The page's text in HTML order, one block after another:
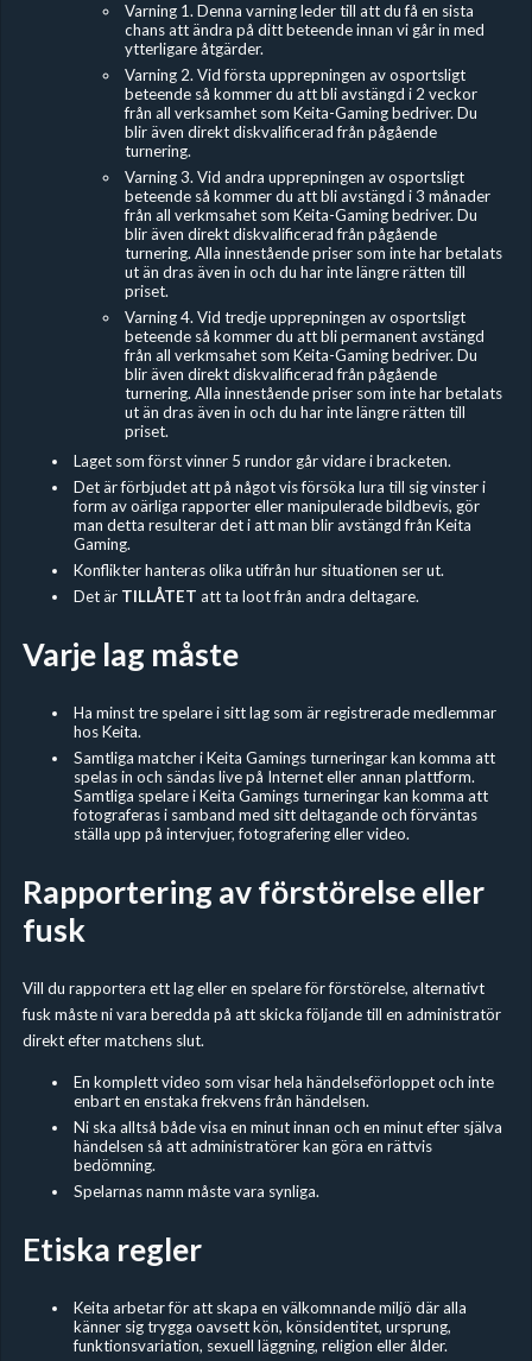
Varning 1. Denna varning leder till att du få en sista
chans att ändra på ditt beteende innan vi går in med
ytterligare åtgärder.
Varning 2. Vid första upprepningen av osportsligt
beteende så kommer du att bli avstängd i 2 veckor
från all verksamhet som Keita-Gaming bedriver. Du
blir även direkt diskvalificerad från pågående
turnering.
Varning 3. Vid andra upprepningen av osportsligt
beteende så kommer du att bli avstängd i 3 månader
från all verkmsahet som Keita-Gaming bedriver. Du
blir även direkt diskvalificerad från pågående
turnering. Alla innestående priser som inte har betalats
ut än dras även in och du har inte längre rätten till
priset.
Varning 4. Vid tredje upprepningen av osportsligt
beteende så kommer du att bli permanent avstängd
från all verkmsahet som Keita-Gaming bedriver. Du
blir även direkt diskvalificerad från pågående
turnering. Alla innestående priser som inte har betalats
ut än dras även in och du har inte längre rätten till
priset.
Laget som först vinner 5 rundor går vidare i bracketen.
Det är förbjudet att på något vis försöka lura till sig vinster i
form av oärliga rapporter eller manipulerade bildbevis, gör
man detta resulterar det i att man blir avstängd från Keita
Gaming.
Konflikter hanteras olika utifrån hur situationen ser ut.
Det är TILLÅTET att ta loot från andra deltagare.
Varje lag måste
Ha minst tre spelare i sitt lag som är registrerade medlemmar
hos Keita.
Samtliga matcher i Keita Gamings turneringar kan komma att
spelas in och sändas live på Internet eller annan plattform.
Samtliga spelare i Keita Gamings turneringar kan komma att
fotograferas i samband med sitt deltagande och förväntas
ställa upp på intervjuer, fotografering eller video.
Rapportering av förstörelse eller
fusk
Vill du rapportera ett lag eller en spelare för förstörelse, alternativt
fusk måste ni vara beredda på att skicka följande till en administratör
direkt efter matchens slut.
En komplett video som visar hela händelseförloppet och inte
enbart en enstaka frekvens från händelsen.
Ni ska alltså både visa en minut innan och en minut efter själva
händelsen så att administratörer kan göra en rättvis
bedömning.
Spelarnas namn måste vara synliga.
Etiska regler
Keita arbetar för att skapa en välkomnande miljö där alla
känner sig trygga oavsett kön, könsidentitet, ursprung,
funktionsvariation, sexuell läggning, religion eller ålder.